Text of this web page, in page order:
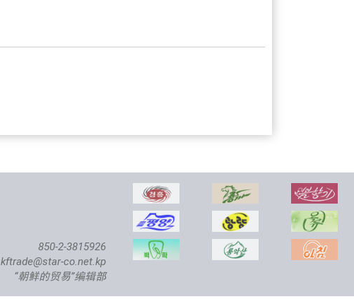
850-2-3815926
kftrade@star-co.net.kp
“朝鲜的贸易”编辑部